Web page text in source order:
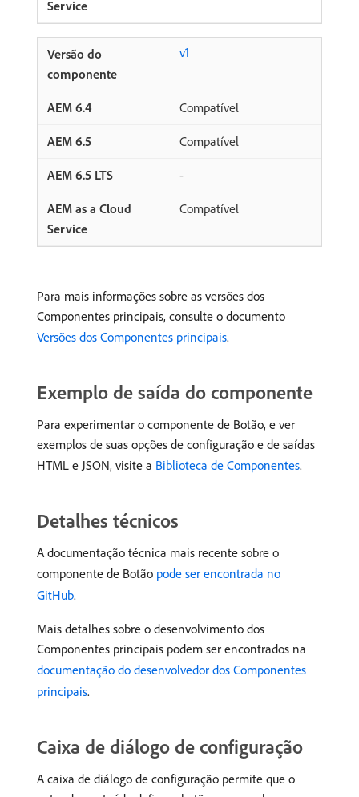
v1
Compatível
Compatível
-
Compatível
Para mais informações sobre as versões dos
Componentes principais, consulte o documento
Versões dos Componentes principais.
Exemplo de saída do componente
Para experimentar o componente de Botão, e ver
exemplos de suas opções de configuração e de saídas
HTML e JSON, visite a Biblioteca de Componentes.
Detalhes técnicos
A documentação técnica mais recente sobre o
componente de Botão pode ser encontrada no
GitHub.
Mais detalhes sobre o desenvolvimento dos
Componentes principais podem ser encontrados na
documentação do desenvolvedor dos Componentes
principais.
Caixa de diálogo de configuração
A caixa de diálogo de configuração permite que o